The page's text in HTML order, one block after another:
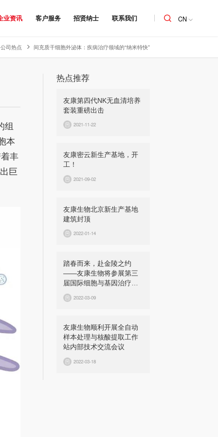
CN
业资讯 客户服务 招贤纳士 联系我们
公司热点 间充质干细胞外泌体：疾病治疗领域的“纳米特快”
组
本
丰
巨
热点推荐
友康第四代NK无血清培养
套装重磅出击
2021-11-22
友康密云新生产基地，开
工！
2021-09-02
友康生物北京新生产基地
建筑封顶
2022-01-14
踏春而来，赴金陵之约
——友康生物将参展第三
届国际细胞与基因治疗中
国峰会（CGCS 2022）
2022-03-09
友康生物顺利开展全自动
样本处理与核酸提取工作
站内部技术交流会议
2022-03-18